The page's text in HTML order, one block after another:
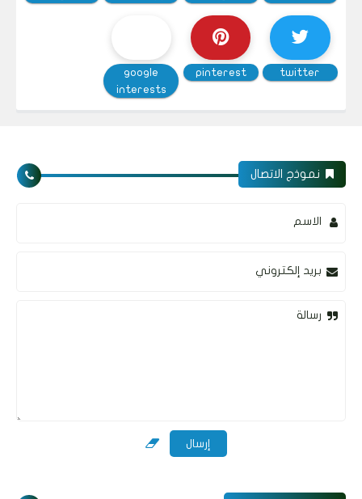
twitter
pinterest
google
interests
نموذج الاتصال
الاسم
بريد إلكتروني
رسالة